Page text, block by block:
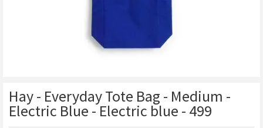
Hay - Everyday Tote Bag - Medium -
Electric Blue - Electric blue - 499